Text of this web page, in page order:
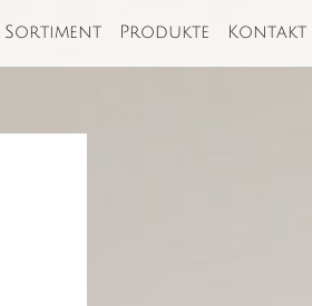
Sortiment Produkte Kontakt